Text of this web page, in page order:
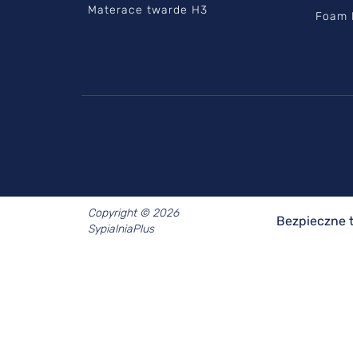
Materace twarde H3
Foam
Bezpieczne
Copyright © 2026
SypialniaPlus